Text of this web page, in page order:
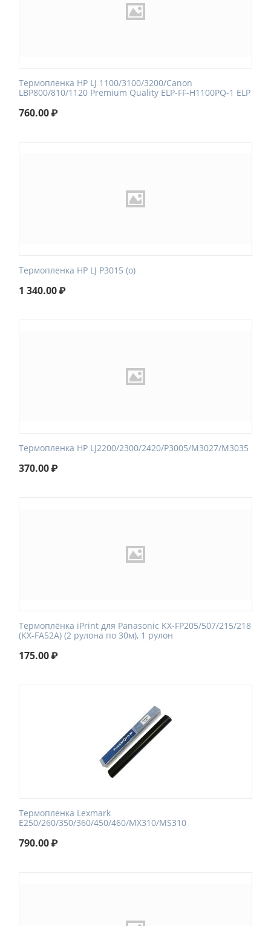
Термопленка HP LJ 1100/3100/3200/Canon
LBP800/810/1120 Premium Quality ELP-FF-H1100PQ-1 ELP
760.00₽
Термопленка HP LJ P3015 (o)
1 340.00₽
Термопленка HP LJ2200/2300/2420/P3005/M3027/M3035
370.00₽
Термоплёнка iPrint для Panasonic KX-FP205/507/215/218
(KX-FA52A) (2 рулона по 30м), 1 рулон
175.00₽
Термопленка Lexmark
E250/260/350/360/450/460/MX310/MS310
790.00₽